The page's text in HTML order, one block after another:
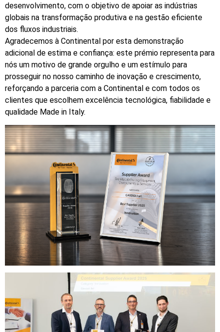
desenvolvimento, com o objetivo de apoiar as indústrias
globais na transformação produtiva e na gestão eficiente
dos fluxos industriais.
Agradecemos à Continental por esta demonstração
adicional de estima e confiança: este prémio representa para
nós um motivo de grande orgulho e um estímulo para
prosseguir no nosso caminho de inovação e crescimento,
reforçando a parceria com a Continental e com todos os
clientes que escolhem excelência tecnológica, fiabilidade e
qualidade Made in Italy.